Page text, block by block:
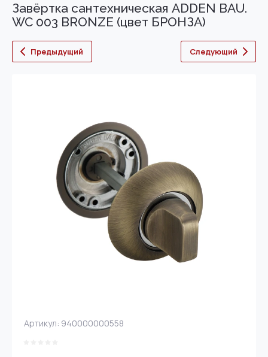
Завёртка сантехническая ADDEN BAU.
WC 003 BRONZE (цвет БРОНЗА)
Предыдущий Следующий
Артикул: 940000000558